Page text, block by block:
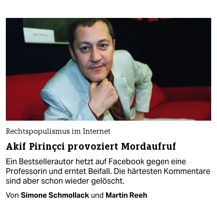
Rechtspopulismus im Internet
Akif Pirinçci provoziert Mordaufruf
Ein Bestsellerautor hetzt auf Facebook gegen eine
Professorin und erntet Beifall. Die härtesten Kommentare
sind aber schon wieder gelöscht.
Von Simone Schmollack und Martin Reeh